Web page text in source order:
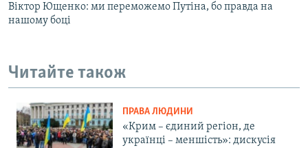
Віктор Ющенко: ми переможемо Путіна, бо правда на
нашому боці
Читайте також
ПРАВА ЛЮДИНИ
«Крим – єдиний регіон, де
українці – меншість»: дискусія